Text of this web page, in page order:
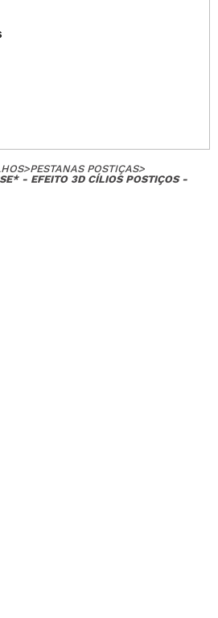
>PESTANAS POSTIÇAS>
- EFEITO 3D CÍLIOS POSTIÇOS -